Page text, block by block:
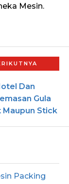
Mesin.
Dan
Gula
Maupun Stick
Packing